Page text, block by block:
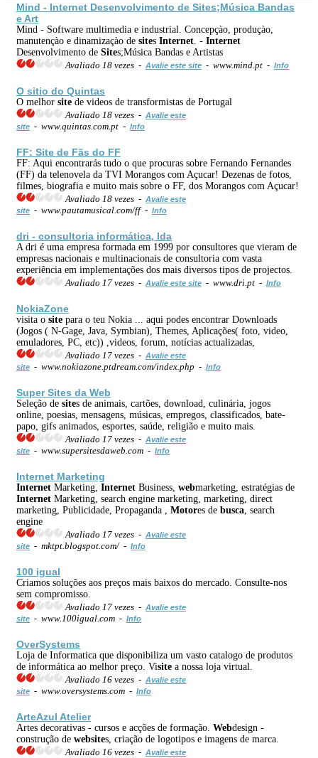
Mind - Internet Desenvolvimento de Sites;Música Bandas
e Art
Mind - Software multimedia e industrial. Concepçào, produçào,
manutençào e dinamizaçào de sites Internet . - Internet
Desenvolvimento de Sites;Música Bandas e Artistas
Avaliado 18 vezes - Avalie este site - www.mind.pt - Info
O sitio do Quintas
O melhor site de videos de transformistas de Portugal
Avaliado 18 vezes - Avalie este
site - www.quintas.com.pt - Info
FF: Site de Fãs do FF
FF: Aqui encontrarás tudo o que procuras sobre Fernando Fernandes
(FF) da telenovela da TVI Morangos com Açucar! Dezenas de fotos,
filmes, biografia e muito mais sobre o FF, dos Morangos com Açucar!
Avaliado 18 vezes - Avalie este
site - www.pautamusical.com/ff - Info
dri - consultoria informática, lda
A dri é uma empresa formada em 1999 por consultores que vieram de
empresas nacionais e multinacionais de consultoria com vasta
experiência em implementações dos mais diversos tipos de projectos.
Avaliado 17 vezes - Avalie este site - www.dri.pt - Info
NokiaZone
visita o site para o teu Nokia ... aqui podes encontrar Downloads
(Jogos ( N-Gage, Java, Symbian), Themes, Aplicações( foto, video,
emuladores, PC, etc)) ,videos, forum, notícias actualizadas,
Avaliado 17 vezes - Avalie este
site - www.nokiazone.ptdream.com/index.php - Info
SuperSites da Web
Seleção de sites de animais, cartões, download, culinária, jogos
online, poesias, mensagens, músicas, empregos, classificados, bate-
papo, gifs animados, esportes, saúde, religião e muito mais.
Avaliado 17 vezes - Avalie este
site - www.supersitesdaweb.com - Info
Internet Marketing
Internet Marketing, Internet Business, webmarketing, estratégias de
Internet Marketing, search engine marketing, marketing, direct
marketing, Publicidade, Propaganda , Motores de busca , search
engine
Avaliado 17 vezes - Avalie este
site - mktpt.blogspot.com/ - Info
100 igual
Criamos soluções aos preços mais baixos do mercado. Consulte-nos
sem compromisso.
Avaliado 17 vezes - Avalie este
site - www.100igual.com - Info
OverSystems
Loja de Informatica que disponibiliza um vasto catalogo de produtos
de informática ao melhor preço. Visite a nossa loja virtual.
Avaliado 16 vezes - Avalie este
site - www.oversystems.com - Info
ArteAzul Atelier
Artes decorativas - cursos e acções de formação. Webdesign -
construção de websites, criação de logotipos e imagens de marca.
Avaliado 16 vezes - Avalie este